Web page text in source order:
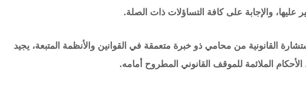
عليها، والإجابة على كافة التساؤلات ذات الصلة.
القانونية من محامي ذو خبرة متعمقة في القوانين والأنظمة المتبعة، يجيد
الأحكام الملائمة للموقف القانوني المطروح أمامه.